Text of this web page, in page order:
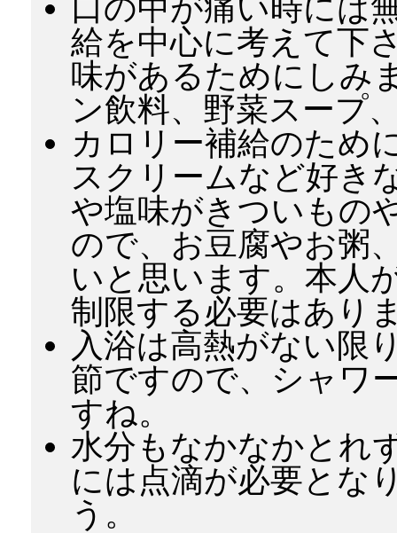
口の中が痛い時には
給を中心に考えて下
味があるためにしみ
ン飲料、野菜スープ
カロリー補給のため
スクリームなど好き
や塩味がきついもの
ので、お豆腐やお粥
いと思います。本人
制限する必要はあり
入浴は高熱がない限
節ですので、シャワ
すね。
水分もなかなかとれ
には点滴が必要とな
う。